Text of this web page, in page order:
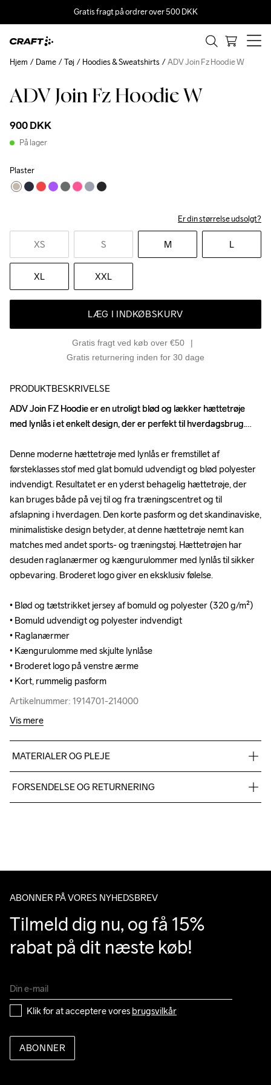
Gratis fragt på ordrer over 500 DKK
ADV Join Fz Hoodie W
900 DKK
På lager
Plaster
Er din størrelse udsolgt?
XS S M L
XL XXL
LÆG I INDKØBSKURV
Gratis fragt ved køb over €50
Gratis returnering inden for 30 dage
Hjem Dame Tøj Hoodies & Sweatshirts ADV Join Fz Hoodie W
PRODUKTBESKRIVELSE
ADV Join FZ Hoodie er en utroligt blød og lækker hættetrøje
med lynlås i et enkelt design, der er perfekt til hverdagsbrug.
Denne moderne hættetrøje med lynlås er fremstillet af
førsteklasses stof med glat bomuld udvendigt og blød polyester
indvendigt. Resultatet er en yderst behagelig hættetrøje, der
kan bruges både på vej til og fra træningscentret og til
afslapning i hverdagen. Den korte pasform og det skandinaviske,
minimalistiske design betyder, at denne hættetrøje nemt kan
matches med andet sports- og træningstøj. Hættetrøjen har
desuden raglanærmer og kængurulommer med lynlås til sikker
opbevaring. Broderet logo giver en eksklusiv følelse.
• Blød og tætstrikket jersey af bomuld og polyester (320 g/m²)
• Bomuld udvendigt og polyester indvendigt
• Raglanærmer
• Kængurulomme med skjulte lynlåse
• Broderet logo på venstre ærme
• Kort, rummelig pasform
Artikelnummer: 1914701-214000
ADV Join FZ Hoodie er en utroligt blød og lækker hættetrøje
med lynlås i et enkelt design, der er perfekt til hverdagsbrug.
Denne moderne hættetrøje med lynlås er fremstillet af
førsteklasses stof med glat bomuld udvendigt og blød polyester
indvendigt. Resultatet er en yderst behagelig hættetrøje, der
kan bruges både på vej til og fra træningscentret og til
afslapning i hverdagen. Den korte pasform og det skandinaviske,
minimalistiske design betyder, at denne hættetrøje nemt kan
matches med andet sports- og træningstøj. Hættetrøjen har
desuden raglanærmer og kængurulommer med lynlås til sikker
opbevaring. Broderet logo giver en eksklusiv følelse.
• Blød og tætstrikket jersey af bomuld og polyester (320 g/m²)
• Bomuld udvendigt og polyester indvendigt
• Raglanærmer
• Kængurulomme med skjulte lynlåse
• Broderet logo på venstre ærme
• Kort, rummelig pasform
Artikelnummer: 1914701-214000
Vis mere
MATERIALER OG PLEJE
Melerede farver: 73% polyester recycled, 25% bomuld, 2%
FORSENDELSE OG RETURNERING
ABONNER PÅ VORES NYHEDSBREV
Tilmeld dig nu, og få 15%
rabat på dit næste køb!
Klik for at acceptere vores brugsvilkår
ABONNER